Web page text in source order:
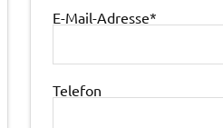
E-Mail-Adresse*
Telefon